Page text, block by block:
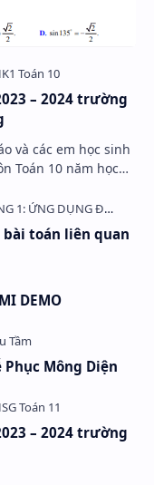
– 2024 trường
và các em học sinh
Toán 10 năm học
bài toán liên quan
DEMO
Phục Mông Diện
– 2024 trường